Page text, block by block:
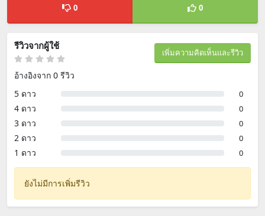
0 0
เพิ่มความคิดเห็นและรีวิว
รีวิวจากผู้ใช้
อ้างอิงจาก 0 รีวิว
5 ดาว
0
4 ดาว 0
3 ดาว 0
2 ดาว 0
1 ดาว 0
ยังไม่มีการเพิ่มรีวิว